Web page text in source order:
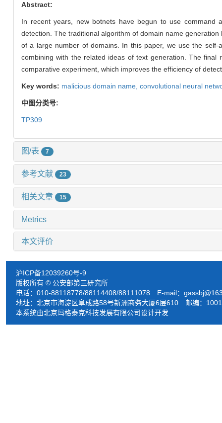
Abstract:
In recent years, new botnets have begun to use command
detection. The traditional algorithm of domain name
of a large number of domains. In this paper, we use the
combining with the related ideas of text generation. The
comparative experiment, which improves the efficiency of
Key words: malicious domain name, convolutional neural
中图分类号:
TP309
图/表 7
参考文献 23
相关文章 15
Metrics
本文评价
沪ICP备12039260号-9
版权所有 © 公安部第三研究所
电话：010-88118778/88114408/88111078 E-mail：
地址：北京市海淀区阜成路58号新洲商务大厦6层610 邮编：
本系统由北京玛格泰克科技发展有限公司设计开发